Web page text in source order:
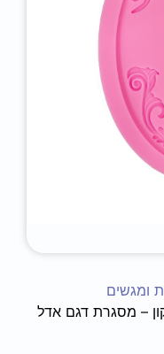
ומגשים
– מסגרת דגם אדל